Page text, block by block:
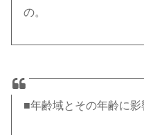
の。
■年齢域とその年齢に